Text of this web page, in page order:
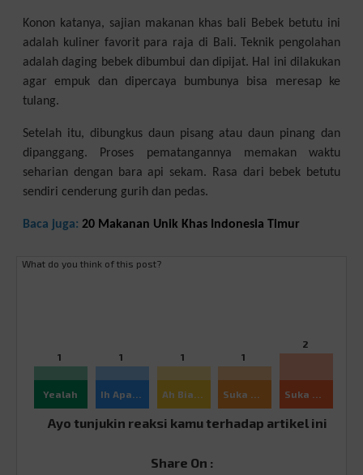
Konon katanya, sajian makanan khas bali Bebek betutu ini
adalah kuliner favorit para raja di Bali. Teknik pengolahan
adalah daging bebek dibumbui dan dipijat. Hal ini dilakukan
agar empuk dan dipercaya bumbunya bisa meresap ke
tulang.
Setelah itu, dibungkus daun pisang atau daun pinang dan
dipanggang. Proses pematangannya memakan waktu
seharian dengan bara api sekam. Rasa dari bebek betutu
sendiri cenderung gurih dan pedas.
Baca juga: 20 Makanan Unik Khas Indonesia Timur
What do you think of this post?
1
Yealah
1 1 1
2
Ayo tunjukin reaksi kamu terhadap artikel ini
Share On :